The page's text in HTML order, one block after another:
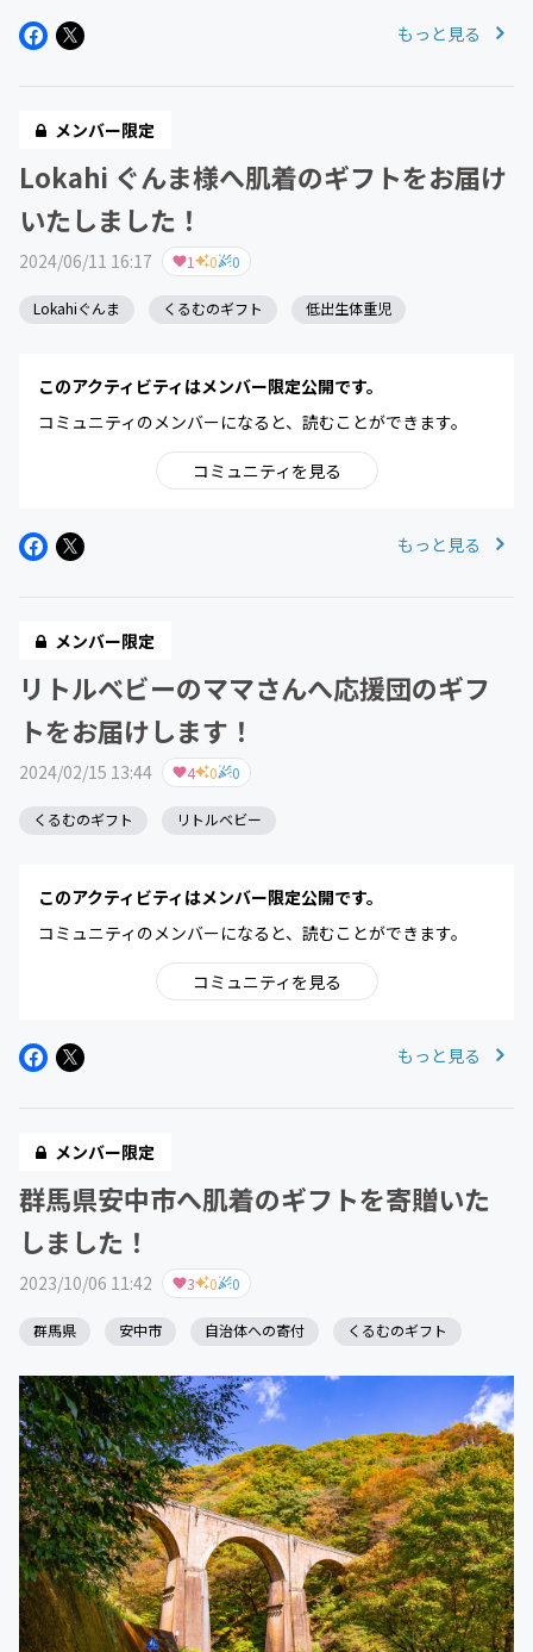
守りを刺繍したものです。今回、和洋女子大学 家政学部
もっと見る
メンバー限定
Lokahi ぐんま様へ肌着のギフトをお届け
いたしました！
2024/06/11 16:17 1 0 0
Lokahiぐんま くるむのギフト 低出生体重児
このアクティビティはメンバー限定公開です。
コミュニティのメンバーになると、読むことができます。
コミュニティを見る
もっと見る
メンバー限定
リトルベビーのママさんへ応援団のギフ
トをお届けします！
2024/02/15 13:44 4 0 0
くるむのギフト リトルベビー
このアクティビティはメンバー限定公開です。
コミュニティのメンバーになると、読むことができます。
コミュニティを見る
もっと見る
メンバー限定
群馬県安中市へ肌着のギフトを寄贈いた
しました！
2023/10/06 11:42 3 0 0
群馬県 安中市 自治体への寄付 くるむのギフト